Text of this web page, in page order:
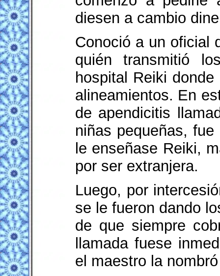
diesen a cambio
Conoció a un oficial
quién transmitió
hospital Reiki
alineamientos. En
de apendicitis
niñas pequeñas,
le enseñase Reiki,
por ser extranjera.
Luego, por
se le fueron dando
de que siempre
llamada fuese
el maestro la